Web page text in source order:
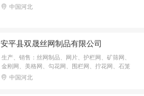
中国河北
安平县双晟丝网制品有限公司
生产、销售：丝网制品、网片、护栏网、矿筛网、
金刚网、美格网、勾花网、围栏网、拧花网、石笼
网、输送带、防护网、轧花网、电焊网、钢格板、
中国河北